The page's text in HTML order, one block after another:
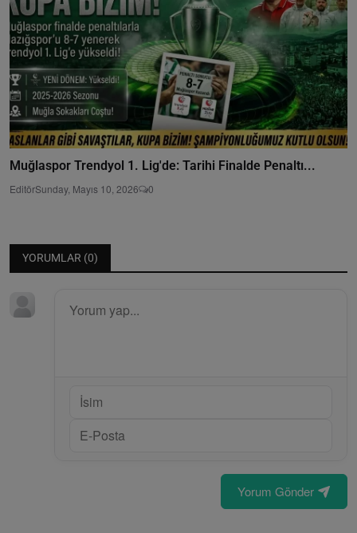
Muğlaspor Trendyol 1. Lig'de: Tarihi Finalde Penaltı...
EditörSunday, Mayıs 10, 2026 0
YORUMLAR (0)
Yorum Gönder